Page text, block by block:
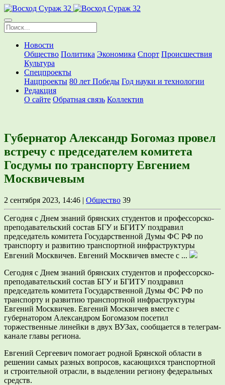
Новости
Общество Политика Экономика Спорт Происшествия
Культура
Спецпроекты
Нацпроекты 80 лет Победы Год науки и технологии
Редакция
О сайте Обратная связь Коллектив
Губернатор Александр Богомаз провел
встречу с председателем комитета
Госдумы по транспорту Евгением
Москвичевым
2 сентября 2023, 14:46 | Общество 39
Сегодня с Днем знаний брянских студентов и профессорско-
преподавательский состав БГУ и БГИТУ поздравил
председатель комитета Государственной Думы ФС РФ по
транспорту и развитию транспортной инфраструктуры
Евгений Москвичев. Евгений Москвичев вместе с ...
Сегодня с Днем знаний брянских студентов и профессорско-
преподавательский состав БГУ и БГИТУ поздравил
председатель комитета Государственной Думы ФС РФ по
транспорту и развитию транспортной инфраструктуры
Евгений Москвичев. Евгений Москвичев вместе с
губернатором Александром Богомазом посетил
торжественные линейки в двух ВУЗах, сообщается в телеграм-
канале главы региона.
Евгений Сергеевич помогает родной Брянской области в
решении самых разных вопросов, касающихся транспортной
и строительной отрасли, в выделении региону федеральных
средств.